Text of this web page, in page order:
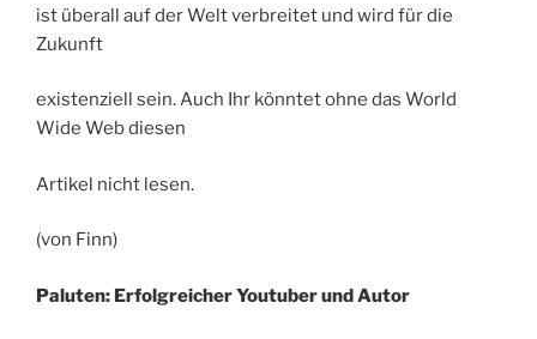
ist überall auf der Welt verbreitet und wird für die
Zukunft
existenziell sein. Auch Ihr könntet ohne das World
Wide Web diesen
Artikel nicht lesen.
(von Finn)
Paluten: Erfolgreicher Youtuber und Autor